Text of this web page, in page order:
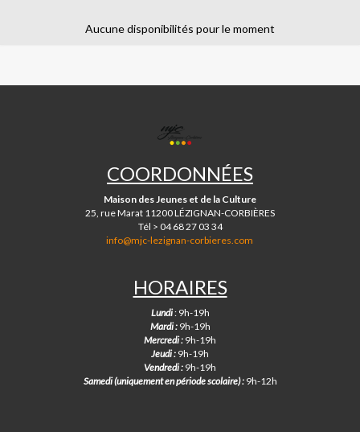
Anglais niveau confirmés :
- Accueil et orientation, information.
Aucune disponibilités pour le moment
MJC
DE
CORBIÈRES
COORDONNÉES
Maison des Jeunes et de la Culture
25, rue Marat 11200 LÉZIGNAN-CORBIÈRES
Tél > 04 68 27 03 34
info@mjc-lezignan-corbieres.com
HORAIRES
Lundi: 9h-19h
Mardi :9h-19h
Mercredi : 9h-19h
Jeudi : 9h-19h
Vendredi : 9h-19h
Samedi (uniquement en période scolaire) :9h-12h